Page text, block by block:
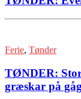
Ferie, Tønder
TØNDER:
græskar på